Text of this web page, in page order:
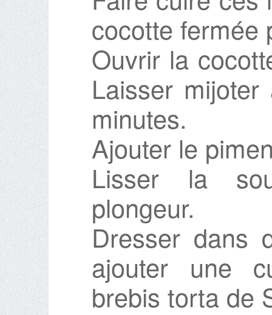
cocotte fermée
Ouvrir la
Laisser
minutes.
Ajouter le
Lisser la
plongeur.
Dresser dans
ajouter une
brebis torta de